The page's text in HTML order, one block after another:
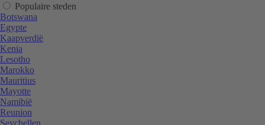
Populaire steden
Botswana
Egypte
Kaapverdië
Kenia
Lesotho
Marokko
Mauritius
Mayotte
Namibië
Reunion
Seychellen